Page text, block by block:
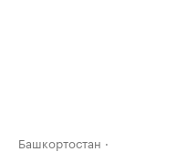
Башкортостан